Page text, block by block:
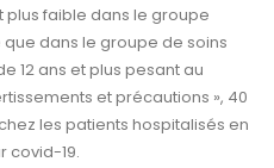
plus faible dans le groupe
dans le groupe de soins
12 ans et plus pesant au
et précautions », 40
les patients hospitalisés en
covid-19.